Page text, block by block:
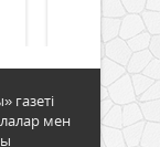
газеті
мен